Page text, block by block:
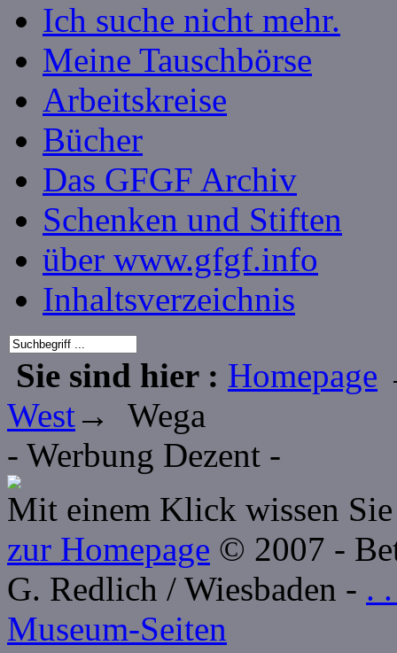
Ich suche nicht mehr.
Meine Tauschbörse
Arbeitskreise
Bücher
Das GFGF Archiv
Schenken und Stiften
über www.gfgf.info
Inhaltsverzeichnis
Sie sind hier : Homepage
West→ Wega
- Werbung Dezent -
Mit einem Klick wissen
zur Homepage © 2007 -
G. Redlich / Wiesbaden - .
Museum-Seiten